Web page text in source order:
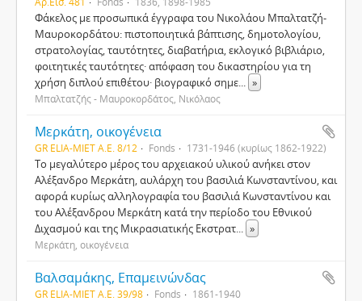
Φάκελος με προσωπικά έγγραφα του Νικολάου Μπαλτατζή-
Μαυροκορδάτου: πιστοποιητικά βάπτισης, δημοτολογίου,
στρατολογίας, ταυτότητες, διαβατήρια, εκλογικό βιβλιάριο,
φοιτητικές ταυτότητες· απόφαση του δικαστηρίου για τη
χρήση διπλού επιθέτου· βιογραφικό σημε... »
Μπαλτατζής - Μαυροκορδάτος, Νικόλαος
Μερκάτη, οικογένεια
GR ELIA-MIET Α.Ε. 8/12 Fonds 1731-1946 (κυρίως 1862-1922)
Το μεγαλύτερο μέρος του αρχειακού υλικού ανήκει στον
Αλέξανδρο Μερκάτη, αυλάρχη του βασιλιά Κωνσταντίνου, και
αφορά κυρίως αλληλογραφία του βασιλιά Κωνσταντίνου και
του Αλέξανδρου Μερκάτη κατά την περίοδο του Εθνικού
Διχασμού και της Μικρασιατικής Εκστρατ... »
Μερκάτη, οικογένεια
Βαλσαμάκης, Επαμεινώνδας
GR ELIA-MIET Α.Ε. 39/98 Fonds 1861-1940